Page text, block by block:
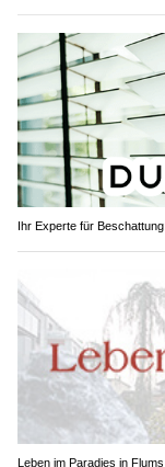
Ihr Experte für
Leben im Paradies in